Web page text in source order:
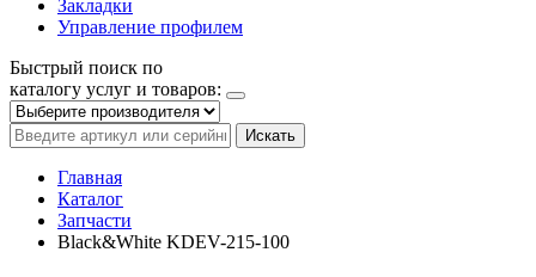
Закладки
Управление профилем
Быстрый поиск по
каталогу услуг и товаров:
Искать
Главная
Каталог
Запчасти
Black&White KDEV-215-100